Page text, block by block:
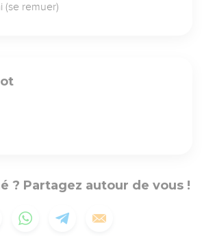
(se remuer)
? Partagez autour de vous !